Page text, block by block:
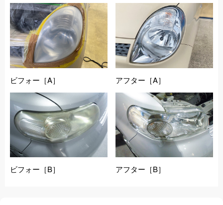
ビフォー［A］ アフター［A］
ビフォー［B］ アフター［B］